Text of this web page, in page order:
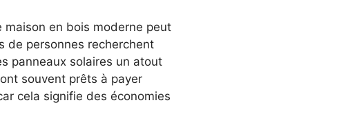
maison ⁢en ⁣bois moderne peut
de⁤ personnes recherchent⁤
panneaux solaires un atout
souvent⁢ prêts à payer
cela​ signifie ‍des économies